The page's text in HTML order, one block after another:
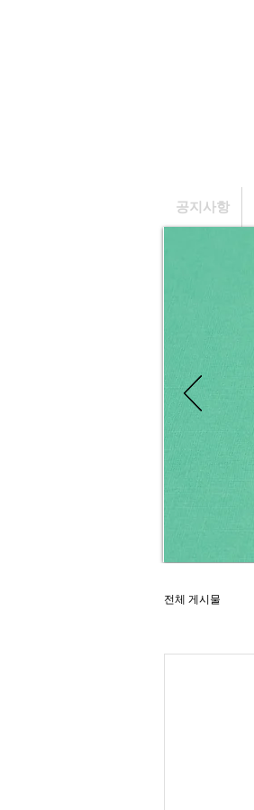
공지사항
전체 게시물